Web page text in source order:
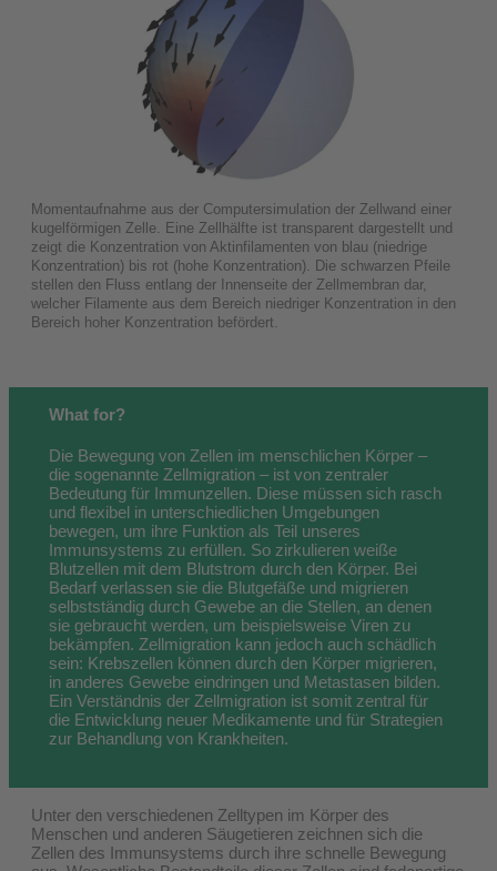
Momentaufnahme aus der Computersimulation der Zellwand einer
kugelförmigen Zelle. Eine Zellhälfte ist transparent dargestellt und
zeigt die Konzentration von Aktinfilamenten von blau (niedrige
Konzentration) bis rot (hohe Konzentration). Die schwarzen Pfeile
stellen den Fluss entlang der Innenseite der Zellmembran dar,
welcher Filamente aus dem Bereich niedriger Konzentration in den
Bereich hoher Konzentration befördert.
What for?
Die Bewegung von Zellen im menschlichen Körper –
die sogenannte Zellmigration – ist von zentraler
Bedeutung für Immunzellen. Diese müssen sich rasch
und flexibel in unterschiedlichen Umgebungen
bewegen, um ihre Funktion als Teil unseres
Immunsystems zu erfüllen. So zirkulieren weiße
Blutzellen mit dem Blutstrom durch den Körper. Bei
Bedarf verlassen sie die Blutgefäße und migrieren
selbstständig durch Gewebe an die Stellen, an denen
sie gebraucht werden, um beispielsweise Viren zu
bekämpfen. Zellmigration kann jedoch auch schädlich
sein: Krebszellen können durch den Körper migrieren,
in anderes Gewebe eindringen und Metastasen bilden.
Ein Verständnis der Zellmigration ist somit zentral für
die Entwicklung neuer Medikamente und für Strategien
zur Behandlung von Krankheiten.
Unter den verschiedenen Zelltypen im Körper des
Menschen und anderen Säugetieren zeichnen sich die
Zellen des Immunsystems durch ihre schnelle Bewegung